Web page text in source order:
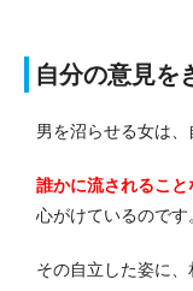
自分の意見を
男を沼らせる女は、
誰かに流されるこ
心がけているのです
その自立した姿に